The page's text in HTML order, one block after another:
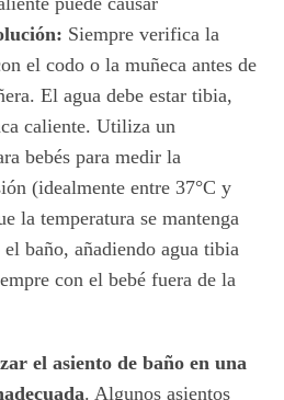
Siempre verifica la
el codo o la muñeca antes de
El agua debe estar tibia,
caliente. Utiliza un
bebés para medir la
(idealmente entre 37°C y
la temperatura se mantenga
baño, añadiendo agua tibia
con el bebé fuera de la
el asiento de baño en una
. Algunos asientos